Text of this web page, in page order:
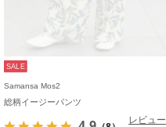
SALE
Samansa Mos2
総柄イージーパンツ
レビュー